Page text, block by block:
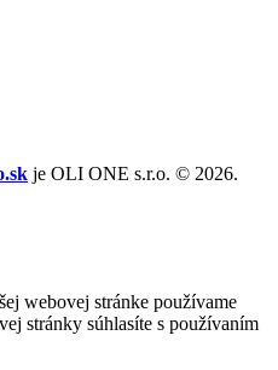
je OLI ONE s.r.o. © 2026.
webovej stránke používame
stránky súhlasíte s používaním